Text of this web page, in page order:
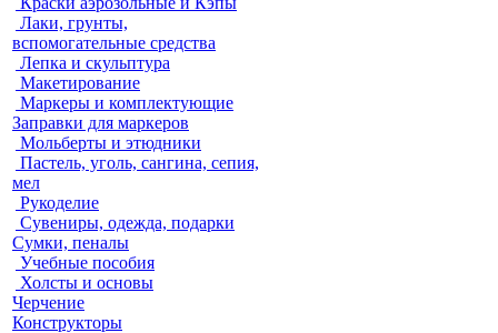
Лаки, грунты,
вспомогательные средства
Лепка и скульптура
Макетирование
Маркеры и комплектующие
Заправки для маркеров
Мольберты и этюдники
Пастель, уголь, сангина, сепия,
мел
Рукоделие
Сувениры, одежда, подарки
Сумки, пеналы
Учебные пособия
Холсты и основы
Черчение
Конструкторы